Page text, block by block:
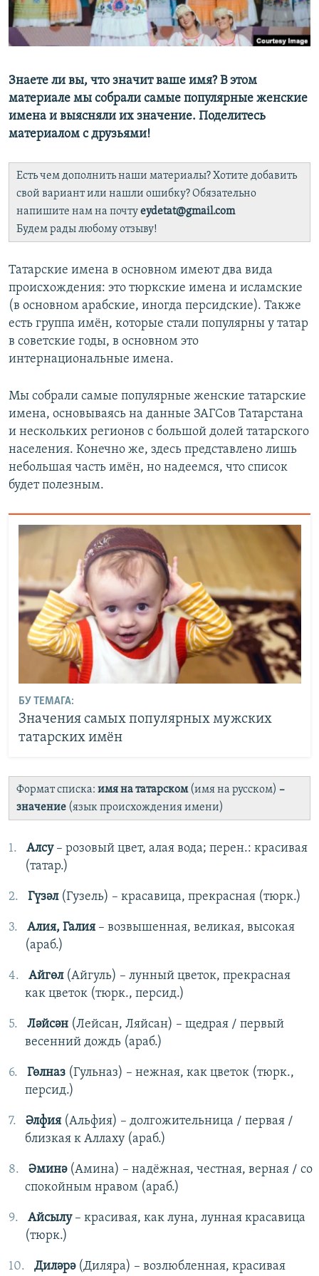
ДИНИ ТОРМЫШ
ПӘРӘВЕЗ
ӘЙДӘ ONLINE
IDEL.РЕАЛИИ
БЕЗГӘ КУШЫЛЫГЫЗ!
Знаете ли вы, что значит ваше имя? В этом
материале мы собрали самые популярные женские
имена и выясняли их значение. Поделитесь
материалом с друзьями!
Есть чем дополнить наши материалы? Хотите добавить
свой вариант или нашли ошибку? Обязательно
напишите нам на почтуeydetat@gmail.com
Будем рады любому отзыву!
Татарские имена в основном имеют два вида
происхождения: это тюркские имена и исламские
(в основном арабские, иногда персидские). Также
есть группа имён, которые стали популярны у татар
в советские годы, в основном это
интернациональные имена.
Мы собрали самые популярные женские татарские
имена, основываясь на данные ЗАГСов Татарстана
и нескольких регионов с большой долей татарского
населения. Конечно же, здесь представлено лишь
небольшая часть имён, но надеемся, что список
будет полезным.
БУ ТЕМАГА:
Значения самых популярных мужских
татарских имён
Формат списка: имя на татарском(имя на русском) –
значение (язык происхождения имени)
Алсу– розовый цвет, алая вода; перен.: красивая
(татар.)
Гүзәл (Гузель) – красавица, прекрасная (тюрк.)
Алия, Галия – возвышенная, великая, высокая
(араб.)
Айгөл (Айгуль) – лунный цветок, прекрасная
как цветок (тюрк., персид.)
Ләйсән (Лейсан, Ляйсан) – щедрая / первый
весенний дождь (араб.)
Гөлназ (Гульназ) – нежная, как цветок (тюрк.,
персид.)
Әлфия (Альфия) – долгожительница / первая /
близкая к Аллаху (араб.)
Әминә (Амина) – надёжная, честная, верная / со
спокойным нравом (араб.)
Айсылу – красивая, как луна, лунная красавица
(тюрк.)
Диләрә (Диляра) – возлюбленная, красивая